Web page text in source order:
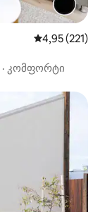
საშუალო
4,95 (221)
· კომფორტი